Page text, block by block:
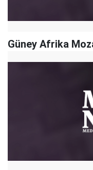
Güney Afrika